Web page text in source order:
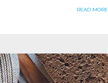
READ MORE